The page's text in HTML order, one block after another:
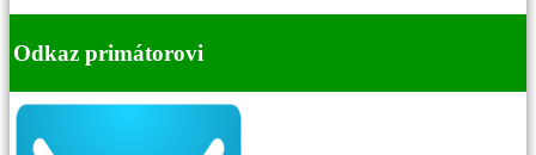
Odkaz primátorovi